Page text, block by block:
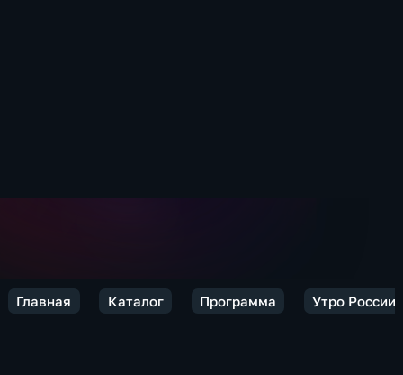
Главная Каталог Программа Утро